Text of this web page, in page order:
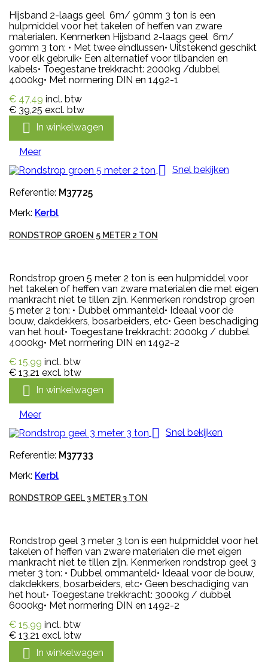
Hijsband 2-laags geel 6m/ 90mm 3 ton is een
hulpmiddel voor het takelen of heffen van zware
materialen. Kenmerken Hijsband 2-laags geel 6m/
90mm 3 ton: • Met twee eindlussen• Uitstekend geschikt
voor elk gebruik• Een alternatief voor tilbanden en
kabels• Toegestane trekkracht: 2000kg /dubbel
4000kg• Met normering DIN en 1492-1
€ 47,49 incl. btw
€ 39,25 excl. btw
 In winkelwagen
Meer
 Snel bekijken
Referentie: M37725
Merk: Kerbl
RONDSTROP GROEN 5 METER 2 TON
Rondstrop groen 5 meter 2 ton is een hulpmiddel voor
het takelen of heffen van zware materialen die met eigen
mankracht niet te tillen zijn. Kenmerken rondstrop groen
5 meter 2 ton: • Dubbel ommanteld• Ideaal voor de
bouw, dakdekkers, bosarbeiders, etc• Geen beschadiging
van het hout• Toegestane trekkracht: 2000kg / dubbel
4000kg• Met normering DIN en 1492-2
€ 15,99 incl. btw
€ 13,21 excl. btw
 In winkelwagen
Meer
 Snel bekijken
Referentie: M37733
Merk: Kerbl
RONDSTROP GEEL 3 METER 3 TON
Rondstrop geel 3 meter 3 ton is een hulpmiddel voor het
takelen of heffen van zware materialen die met eigen
mankracht niet te tillen zijn. Kenmerken rondstrop geel 3
meter 3 ton: • Dubbel ommanteld• Ideaal voor de bouw,
dakdekkers, bosarbeiders, etc• Geen beschadiging van
het hout• Toegestane trekkracht: 3000kg / dubbel
6000kg• Met normering DIN en 1492-2
€ 15,99 incl. btw
€ 13,21 excl. btw
 In winkelwagen